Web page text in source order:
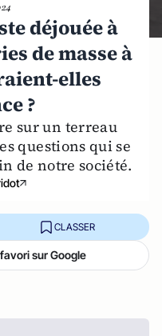
déjouée à
de masse à
elles
?
sur un terreau
questions qui se
de notre société.
CLASSER
sur Google